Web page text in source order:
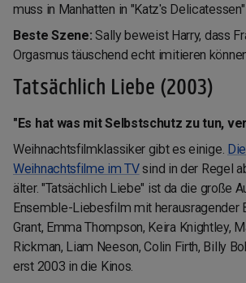
muss in Manhatten in "Katz's
Beste Szene:Sally beweist Harry, dass
Orgasmus täuschend echt imitieren
Tatsächlich Liebe (2003)
"Es hat was mit Selbstschutz zu tun,
Weihnachtsfilmklassiker gibt es einige.
Weihnachtsfilme im TVsind in der Regel
älter. "Tatsächlich Liebe" ist da die große
Ensemble-Liebesfilm mit herausragender
Grant, Emma Thompson, Keira Knightley,
Rickman, Liam Neeson, Colin Firth, Billy
erst 2003 in die Kinos.